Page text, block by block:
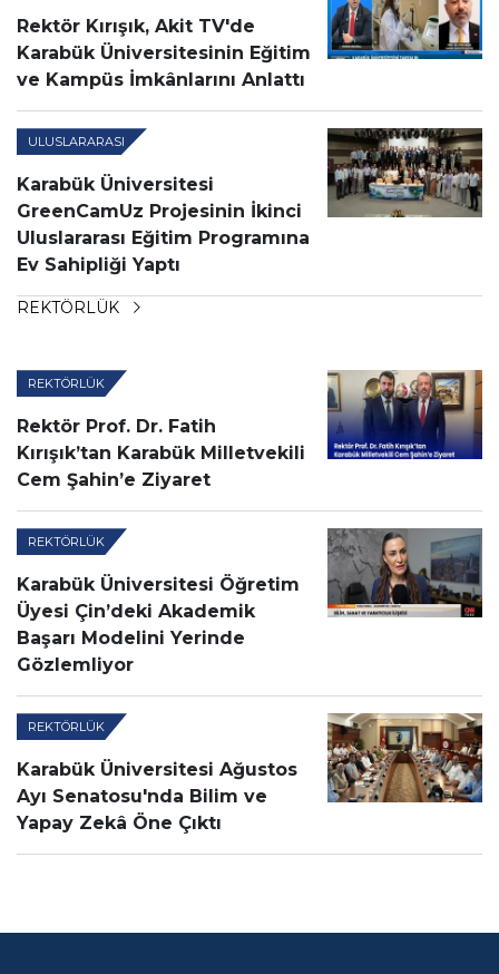
Rektör Kırışık, Akit TV'de
Karabük Üniversitesinin Eğitim
ve Kampüs İmkânlarını Anlattı
ULUSLARARASI
Karabük Üniversitesi
GreenCamUz Projesinin İkinci
Uluslararası Eğitim Programına
Ev Sahipliği Yaptı
REKTÖRLÜK
REKTÖRLÜK
Rektör Prof. Dr. Fatih
Kırışık’tan Karabük Milletvekili
Cem Şahin’e Ziyaret
REKTÖRLÜK
Karabük Üniversitesi Öğretim
Üyesi Çin’deki Akademik
Başarı Modelini Yerinde
Gözlemliyor
REKTÖRLÜK
Karabük Üniversitesi Ağustos
Ayı Senatosu'nda Bilim ve
Yapay Zekâ Öne Çıktı